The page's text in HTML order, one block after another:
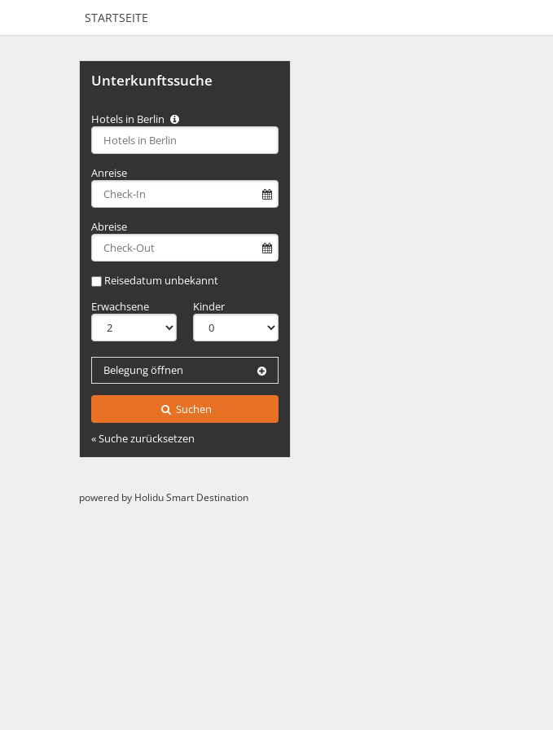
STARTSEITE
Unterkunftssuche
Hotels in Berlin
Anreise
Abreise
Reisedatum unbekannt
Erwachsene
Kinder
Belegung öffnen
Suchen
« Suche zurücksetzen
powered by Holidu Smart Destination